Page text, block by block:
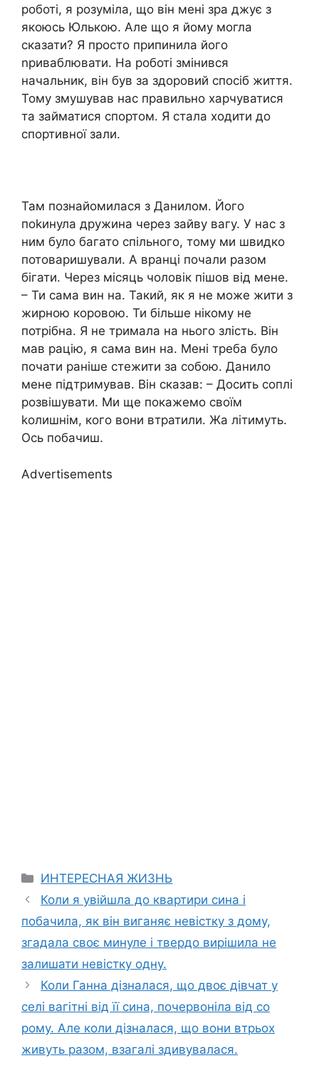
роботі, я розуміла, що він мені зра джує з
якоюсь Юлькою. Але що я йому могла
сказати? Я просто припинила його
nриваблювати. На роботі змінився
начальник, він був за здоровий спосіб життя.
Тому змушував нас правильно харчуватися
та займатися спортом. Я стала ходити до
спортивної зали.
Там познайомилася з Данилом. Його
поkинула дружина через зайву вагу. У нас з
ним було багато спільного, тому ми швидко
потоваришували. А вранці почали разом
бігати. Через місяць чоловік пішов від мене.
– Ти сама вин на. Такий, як я не може жити з
жирною коровою. Ти більше нікому не
потрібна. Я не тримала на нього злість. Він
мав рацію, я сама вин на. Мені треба було
почати раніше стежити за собою. Данило
мене підтримував. Він сказав: – Досить соплі
розвішувати. Ми ще покажемо своїм
kолишнім, кого вони втратили. Жа літимуть.
Ось побачиш.
Advertisements
Categories
ИНТЕРЕСНАЯ ЖИЗНЬ
Коли я увійшла до квартири сина і
побачила, як він виганяє невістку з дому,
згадала своє минуле і твердо вирішила не
залишати невістку одну.
Коли Ганна дізналася, що двоє дівчат у
селі вагітні від її сина, почервоніла від со
рому. Але коли дізналася, що вони втрьох
живуть разом, взагалі здивувалася.